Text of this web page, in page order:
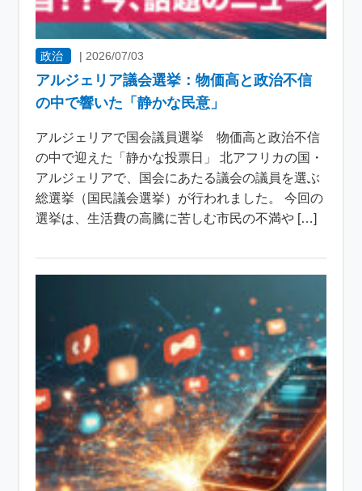
政治 |2026/07/03
アルジェリア議会選挙：物価高と政治不信
の中で響いた「静かな民意」
アルジェリアで国会議員選挙 物価高と政治不信
の中で迎えた「静かな投票日」 北アフリカの国・
アルジェリアで、国会にあたる議会の議員を選ぶ
総選挙（国民議会選挙）が行われました。 今回の
選挙は、生活費の高騰に苦しむ市民の不満や […]